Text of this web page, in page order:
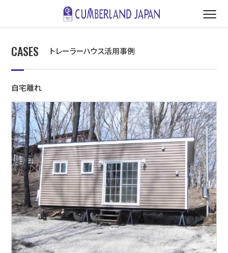
CASES トレーラーハウス活用事例
自宅離れ